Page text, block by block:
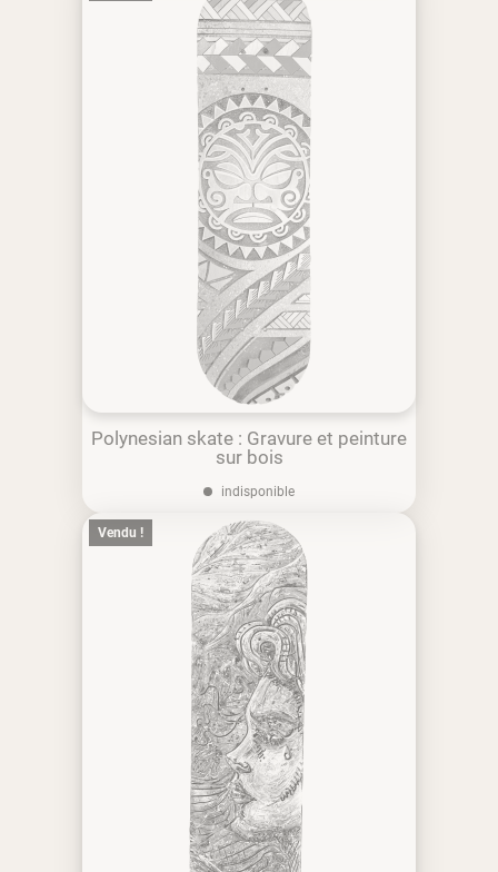
Polynesian skate : Gravure et peinture
sur bois
indisponible
Vendu !